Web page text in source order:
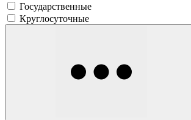
Государственные
Круглосуточные